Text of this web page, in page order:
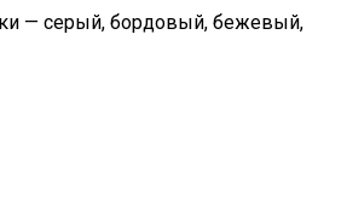
— серый, бордовый, бежевый,